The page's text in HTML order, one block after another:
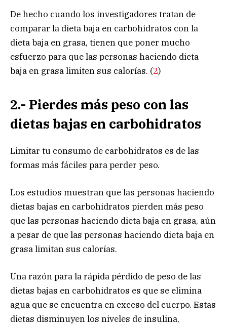
De hecho cuando los investigadores tratan de
comparar la dieta baja en carbohidratos con la
dieta baja en grasa, tienen que poner mucho
esfuerzo para que las personas haciendo dieta
baja en grasa limiten sus calorías. (2)
2.- Pierdes más peso con las
dietas bajas en carbohidratos
Limitar tu consumo de carbohidratos es de las
formas más fáciles para perder peso.
Los estudios muestran que las personas haciendo
dietas bajas en carbohidratos pierden más peso
que las personas haciendo dieta baja en grasa, aún
a pesar de que las personas haciendo dieta baja en
grasa limitan sus calorías.
Una razón para la rápida pérdido de peso de las
dietas bajas en carbohidratos es que se elimina
agua que se encuentra en exceso del cuerpo. Estas
dietas disminuyen los niveles de insulina,